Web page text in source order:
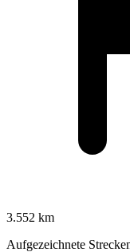
3.552 km
Aufgezeichnete